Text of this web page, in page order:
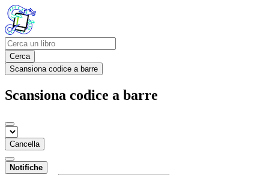
Cerca
Scansiona codice a barre
Scansiona codice a barre
Cancella
Notifiche